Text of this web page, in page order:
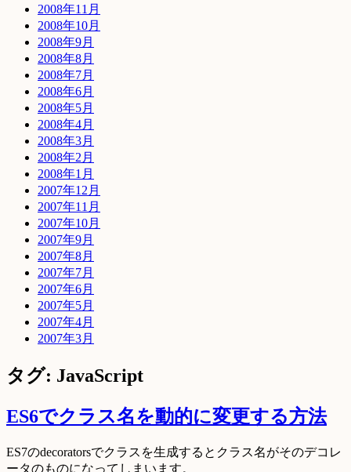
2008年11月
2008年10月
2008年9月
2008年8月
2008年7月
2008年6月
2008年5月
2008年4月
2008年3月
2008年2月
2008年1月
2007年12月
2007年11月
2007年10月
2007年9月
2007年8月
2007年7月
2007年6月
2007年5月
2007年4月
2007年3月
タグ: JavaScript
ES6でクラス名を動的に変更する方法
ES7のdecoratorsでクラスを生成するとクラス名がそのデコレ
ータのものになってしまいます。